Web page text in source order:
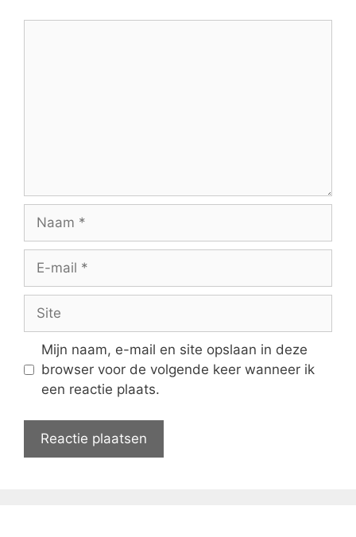
Naam
Site
Mijn naam, e-mail en site opslaan in deze
browser voor de volgende keer wanneer ik
een reactie plaats.